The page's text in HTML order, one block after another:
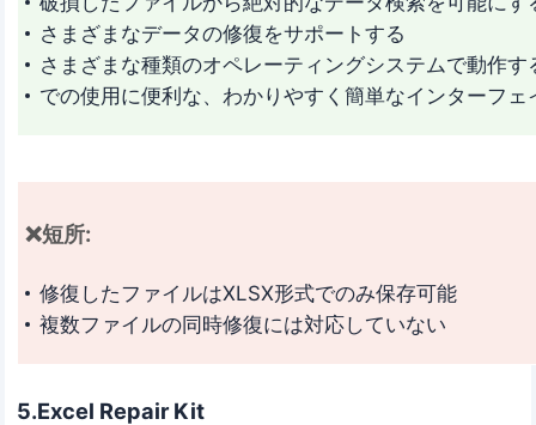
さまざまなデータの修復をサポートする
さまざまな種類のオペレーティングシステムで動作す
での使用に便利な、わかりやすく簡単なインターフェ
❌短所:
修復したファイルはXLSX形式でのみ保存可能
複数ファイルの同時修復には対応していない
5.Excel Repair Kit